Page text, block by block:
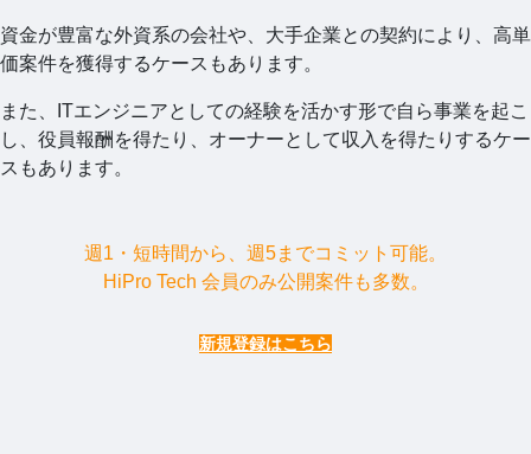
資金が豊富な外資系の会社や、大手企業との契約により、高単
価案件を獲得するケースもあります。
また、ITエンジニアとしての経験を活かす形で自ら事業を起こ
し、役員報酬を得たり、オーナーとして収入を得たりするケー
スもあります。
週1・短時間から、週5までコミット可能。
HiPro Tech 会員のみ公開案件も多数。
新規登録はこちら